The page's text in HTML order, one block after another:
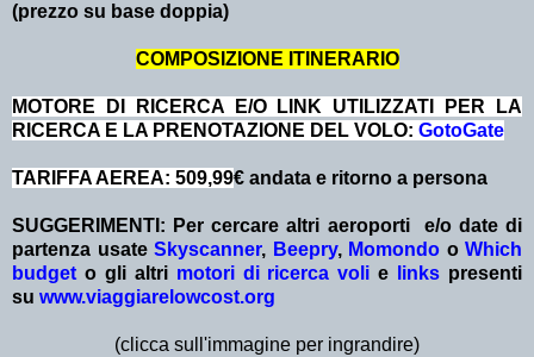
(prezzo su base doppia)
COMPOSIZIONE ITINERARIO
MOTORE DI RICERCA E/O LINK UTILIZZATI PER LA
RICERCA E LA PRENOTAZIONE DEL VOLO: GotoGate
TARIFFA AEREA: 509,99€ andata e ritorno a persona
SUGGERIMENTI: Per cercare altri aeroporti e/o date di
partenza usate Skyscanner, Beepry, Momondo o Which
budget o gli altri motori di ricerca voli e links presenti
su www.viaggiarelowcost.org
(clicca sull'immagine per ingrandire)